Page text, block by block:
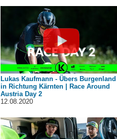
Lukas Kaufmann - Übers Burgenland
in Richtung Kärnten | Race Around
Austria Day 2
12.08.2020